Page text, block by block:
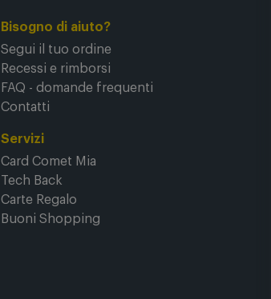
Bisogno di aiuto?
Segui il tuo ordine
Recessi e rimborsi
FAQ - domande frequenti
Contatti
Servizi
Card Comet Mia
Tech Back
Carte Regalo